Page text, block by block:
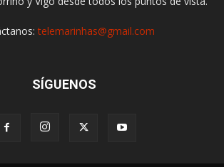
telemarinhas@gmail.com
SÍGUENOS